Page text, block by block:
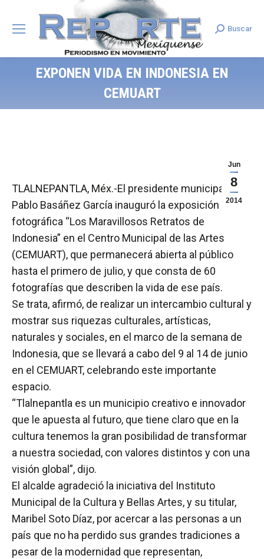
Search:
Buscar
EXPONEN VIDA EN INDONESIA EN
CEMUART
Jun
8
2014
TLALNEPANTLA, Méx.-El presidente municipal
Pablo Basáñez García inauguró la exposición
fotográfica “Los Maravillosos Retratos de
Indonesia” en el Centro Municipal de las Artes
(CEMUART), que permanecerá abierta al público
hasta el primero de julio, y que consta de 60
fotografías que describen la vida de ese país.
Se trata, afirmó, de realizar un intercambio cultural y
mostrar sus riquezas culturales, artísticas,
naturales y sociales, en el marco de la semana de
Indonesia, que se llevará a cabo del 9 al 14 de junio
en el CEMUART, celebrando este importante
espacio.
“Tlalnepantla es un municipio creativo e innovador
que le apuesta al futuro, que tiene claro que en la
cultura tenemos la gran posibilidad de transformar
a nuestra sociedad, con valores distintos y con una
visión global”, dijo.
El alcalde agradeció la iniciativa del Instituto
Municipal de la Cultura y Bellas Artes, y su titular,
Maribel Soto Díaz, por acercar a las personas a un
país que no ha perdido sus grandes tradiciones a
pesar de la modernidad que representan,